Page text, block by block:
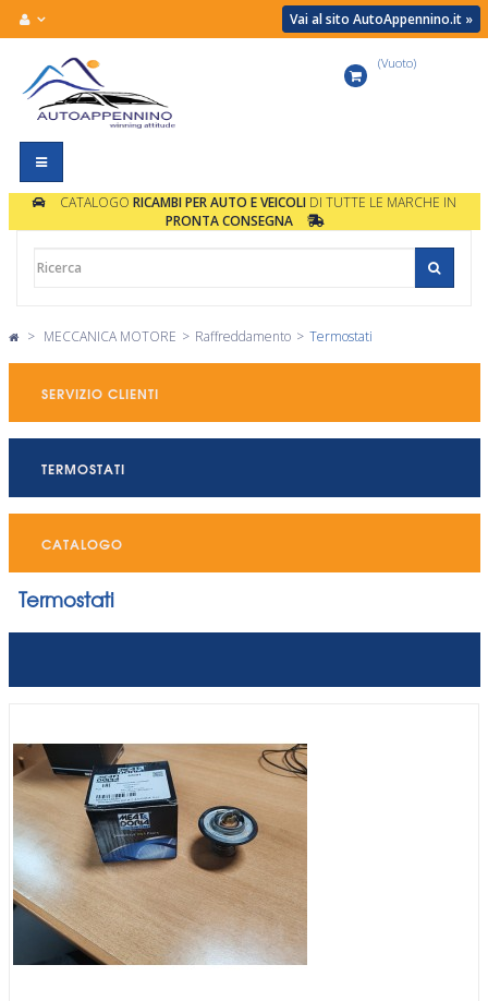
Vai al sito AutoAppennino.it »
Navigazione
Toggle
(Vuoto)
CATALOGO RICAMBI PER AUTO E VEICOLIDI TUTTE LE MARCHE IN
PRONTA CONSEGNA
> MECCANICA MOTORE > Raffreddamento > Termostati
SERVIZIO CLIENTI
TERMOSTATI
CATALOGO
Termostati